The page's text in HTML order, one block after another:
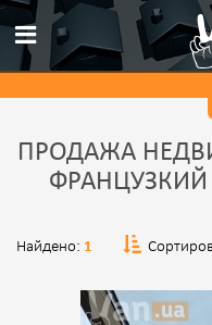
ПРОДАЖА
ФРАНЦУЗКИЙ
Найдено: 1